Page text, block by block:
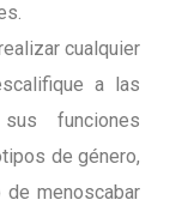
cualquier
a las
funciones
de género,
menoscabar